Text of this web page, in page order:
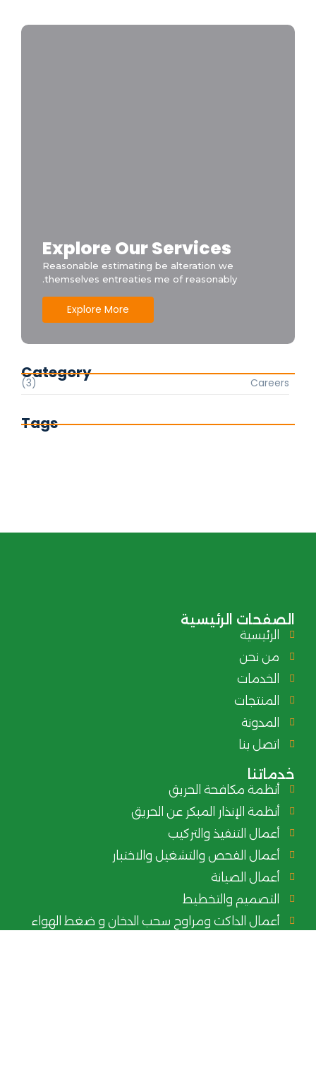
Explore Our Services
Reasonable estimating be alteration we
themselves entreaties me of reasonably.
Explore More
Category
Careers
(3)
Tags
الصفحات الرئيسية
الرئيسية
من نحن
الخدمات
المنتجات
المدونة
اتصل بنا
خدماتنا
أنظمة مكافحة الحريق
أنظمة الإنذار المبكر عن الحريق
أعمال التنفيذ والتركيب
أعمال الفحص والتشغيل والاختبار
أعمال الصيانة
التصميم والتخطيط
أعمال الداكت ومراوح سحب الدخان و ضغط الهواء